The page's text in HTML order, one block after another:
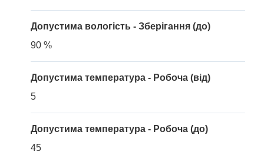
Допустима вологість - Зберігання (до)
90 %
Допустима температура - Робоча (від)
5
Допустима температура - Робоча (до)
45